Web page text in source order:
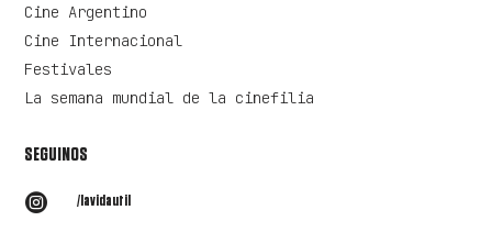
Cine Argentino
Cine Internacional
Festivales
La semana mundial de la cinefilia
SEGUINOS
 /lavidautil